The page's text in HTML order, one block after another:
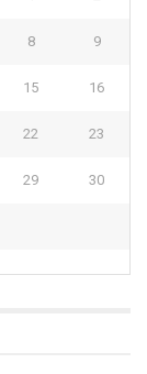
8 9
15 16
22 23
29 30